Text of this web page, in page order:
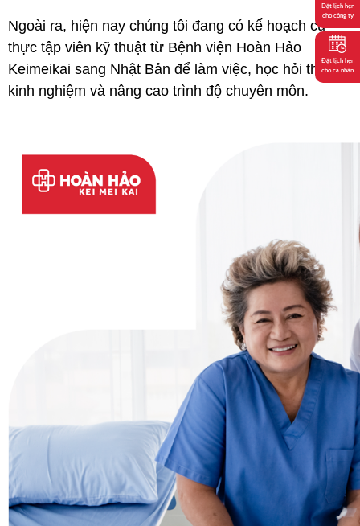
Ngoài ra, hiện nay chúng tôi đang có kế hoạch cử
thực tập viên kỹ thuật từ Bệnh viện Hoàn Hảo
Keimeikai sang Nhật Bản để làm việc, học hỏi thêm
kinh nghiệm và nâng cao trình độ chuyên môn.
Đặt lịch hẹn
cho công ty
Đặt lịch hẹn
cho cá nhân